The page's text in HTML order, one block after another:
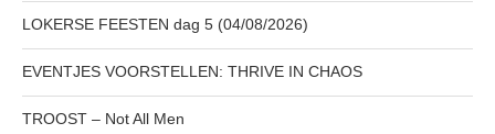
LOKERSE FEESTEN dag 5 (04/08/2026)
EVENTJES VOORSTELLEN: THRIVE IN CHAOS
TROOST – Not All Men